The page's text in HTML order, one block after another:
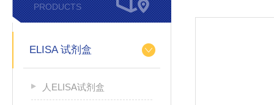
PRODUCTS
ELISA 试剂盒
人ELISA试剂盒